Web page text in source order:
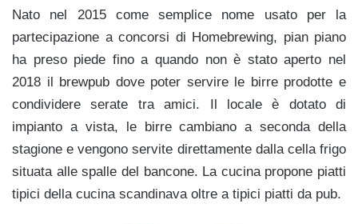
Nato nel 2015 come semplice nome usato per la
partecipazione a concorsi di Homebrewing, pian piano
ha preso piede fino a quando non è stato aperto nel
2018 il brewpub dove poter servire le birre prodotte e
condividere serate tra amici. Il locale è dotato di
impianto a vista, le birre cambiano a seconda della
stagione e vengono servite direttamente dalla cella frigo
situata alle spalle del bancone. La cucina propone piatti
tipici della cucina scandinava oltre a tipici piatti da pub.